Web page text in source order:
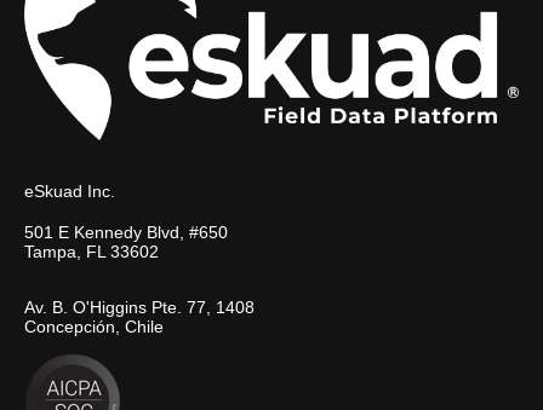
eSkuad Inc.
501 E Kennedy Blvd, #650
Tampa, FL 33602
Av. B. O'Higgins Pte. 77, 1408
Concepción, Chile